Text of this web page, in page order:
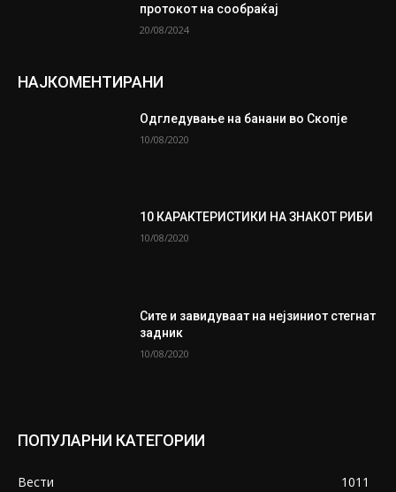
протокот на сообраќај
20/08/2024
НАЈКОМЕНТИРАНИ
Одгледување на банани во Скопје
10/08/2020
10 КАРАКТЕРИСТИКИ НА ЗНАКОТ РИБИ
10/08/2020
Сите и завидуваат на нејзиниот стегнат
задник
10/08/2020
ПОПУЛАРНИ КАТЕГОРИИ
Вести
1011